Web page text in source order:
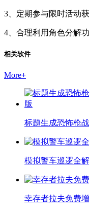
3、定期参与限时活动
4、合理利用角色分解
相关软件
More+
标题生成恐怖枪
模拟警车巡逻全
幸存者拉夫免费